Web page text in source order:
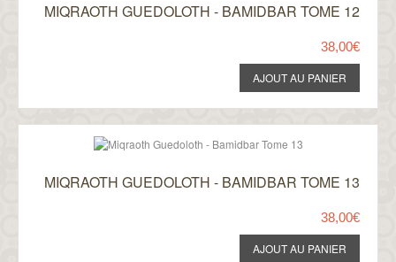
MIQRAOTH GUEDOLOTH - BAMIDBAR TOME 12
38,00€
MIQRAOTH GUEDOLOTH - BAMIDBAR TOME 13
38,00€